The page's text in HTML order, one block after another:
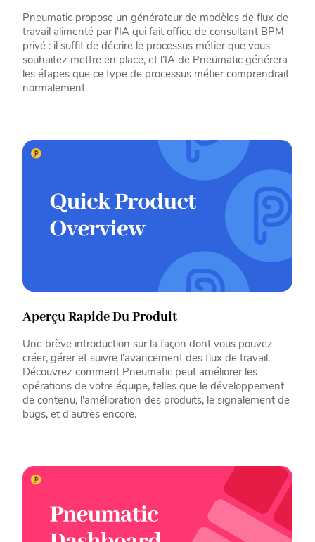
Pneumatic propose un générateur de modèles de flux de
travail alimenté par l'IA qui fait office de consultant BPM
privé : il suffit de décrire le processus métier que vous
souhaitez mettre en place, et l'IA de Pneumatic générera
les étapes que ce type de processus métier comprendrait
normalement.
Aperçu Rapide Du Produit
Une brève introduction sur la façon dont vous pouvez
créer, gérer et suivre l'avancement des flux de travail.
Découvrez comment Pneumatic peut améliorer les
opérations de votre équipe, telles que le développement
de contenu, l'amélioration des produits, le signalement de
bugs, et d'autres encore.